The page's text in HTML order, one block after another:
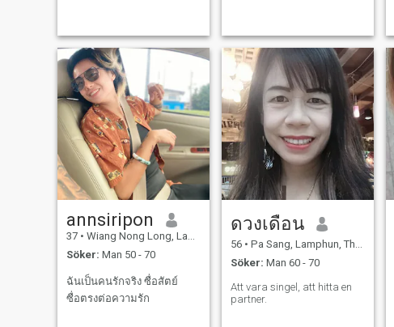
annsiripon
37 • Wiang Nong Long, Lamphun, Thailand
Söker: Man 50 - 70
ฉันเป็นคนรักจริง ซื่อสัตย์
ซื่อตรงต่อความรัก
ดวงเดือน
56 • Pa Sang, Lamphun, Thailand
Söker: Man 60 - 70
Att vara singel, att hitta en
partner.